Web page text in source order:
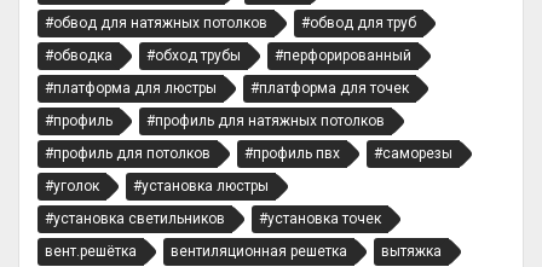
#обвод для натяжных потолков
#обвод для труб
#обводка
#обход трубы
#перфорированный
#платформа для люстры
#платформа для точек
#профиль
#профиль для натяжных потолков
#профиль для потолков
#профиль пвх
#саморезы
#уголок
#установка люстры
#установка светильников
#установка точек
вент.решётка
вентиляционная решетка
вытяжка